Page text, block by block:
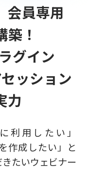
会員専用
！
グイン
ッション
力
利用したい」
作成したい」と
たいウェビナー